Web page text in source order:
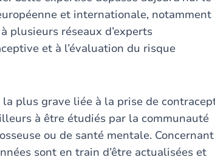
et internationale, notamment
plusieurs réseaux d’experts
et à l’évaluation du risque
plus grave liée à la prise de
à être étudiés par la communauté
ou de santé mentale. Concernant
sont en train d’être actualisées et